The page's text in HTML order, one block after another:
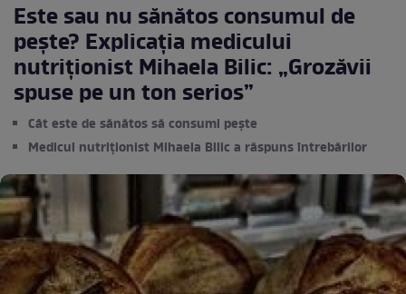
Este sau nu sănătos consumul de
pește? Explicația medicului
nutriționist Mihaela Bilic: „Grozăvii
spuse pe un ton serios”
Cât este de sănătos să consumi pește
Medicul nutriționist Mihaela Bilic a răspuns întrebărilor